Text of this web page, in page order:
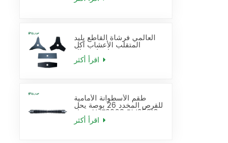
العالمي فرشاة القاطع بليد
المتقلب الأعشاب آكل
شفرات استبدال
طقم الأسطوانة الأمامية
للقرص المخدد 26 بوصة يحل
محل AMT2968 BM25318